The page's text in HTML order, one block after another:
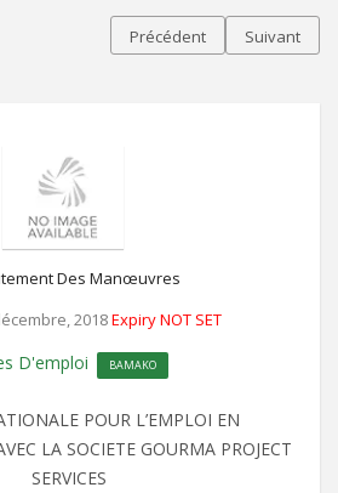
Précédent Suivant
Des Manœuvres
2018Expiry NOT SET
D'emploi BAMAKO
POUR L’EMPLOI EN
LA SOCIETE GOURMA PROJECT
SERVICES